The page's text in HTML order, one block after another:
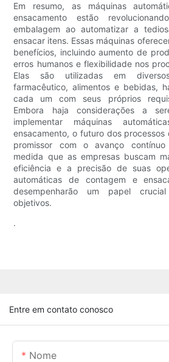
Em resumo, as máquinas
ensacamento estão
embalagem ao automatizar a
ensacar itens. Essas máquinas
benefícios, incluindo aumento de
erros humanos e flexibilidade nos
Elas são utilizadas em
farmacêutico, alimentos e bebidas,
cada um com seus próprios
Embora haja considerações a
implementar máquinas
ensacamento, o futuro dos
promissor com o avanço
medida que as empresas buscam
eficiência e a precisão de suas
automáticas de contagem e
desempenharão um papel
objetivos.
.
Entre em contato conosco
Nome